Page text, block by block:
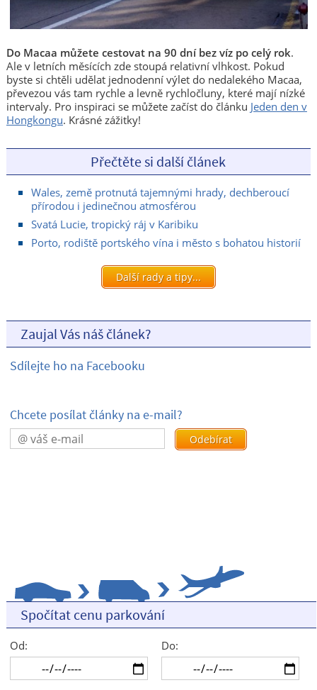
Do Macaa můžete cestovat na 90 dní bez víz po celý rok.
Ale v letních měsících zde stoupá relativní vlhkost. Pokud
byste si chtěli udělat jednodenní výlet do nedalekého Macaa,
převezou vás tam rychle a levně rychločluny, které mají nízké
intervaly. Pro inspiraci se můžete začíst do článku Jeden den v
Hongkongu. Krásné zážitky!
Přečtěte si další článek
Wales, země protnutá tajemnými hrady, dechberoucí
přírodou i jedinečnou atmosférou
Svatá Lucie, tropický ráj v Karibiku
Porto, rodiště portského vína i město s bohatou historií
Další rady a tipy...
Zaujal Vás náš článek?
Sdílejte ho na Facebooku
Chcete posílat články na e-mail?
Spočítat cenu parkování
Od: Do: